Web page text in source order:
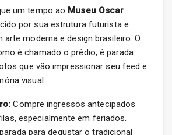
um tempo ao Museu Oscar
por sua estrutura futurista e
arte moderna e design brasileiro. O
é chamado o prédio, é parada
que vão impressionar seu feed e
visual.
Compre ingressos antecipados
especialmente em feriados.
para degustar o tradicional